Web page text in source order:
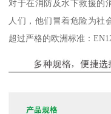
对于在消防及水下救援的
人们，他们冒着危险为社
超过严格的欧洲标准：